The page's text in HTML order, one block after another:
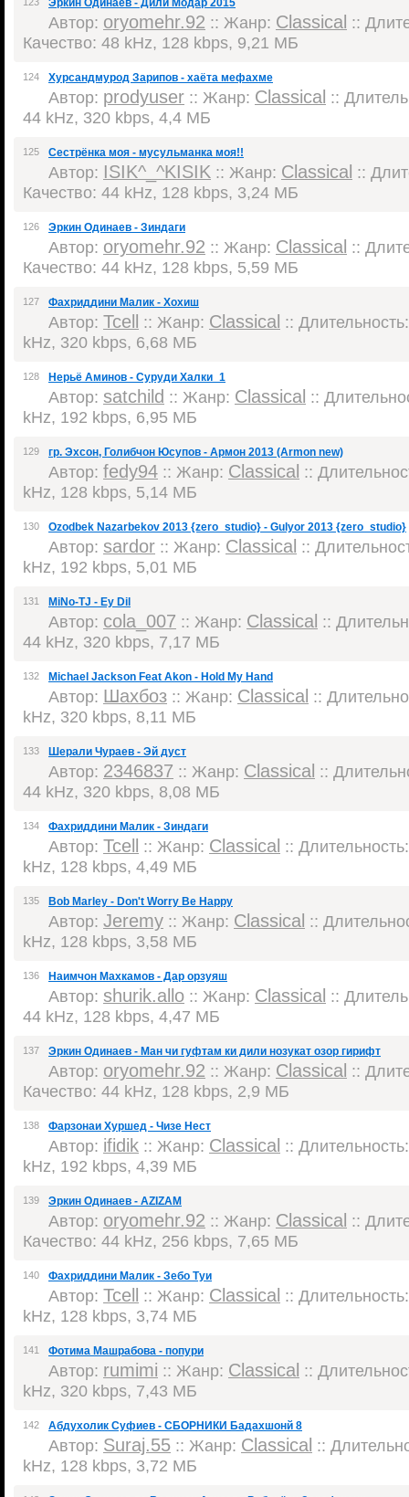
Эркин Одинаев - Дили Модар 2015
Автор: oryomehr.92 :: Жанр: Classical ::
Качество: 48 kHz, 128 kbps, 9,21 МБ
124 Хурсандмурод Зарипов - хаёта мефахме
Автор: prodyuser :: Жанр: Classical ::
44 kHz, 320 kbps, 4,4 МБ
125 Сестрёнка моя - мусульманка моя!!
Автор: ISIK^_^KISIK :: Жанр: Classical ::
Качество: 44 kHz, 128 kbps, 3,24 МБ
126 Эркин Одинаев - Зиндаги
Автор: oryomehr.92 :: Жанр: Classical ::
Качество: 44 kHz, 128 kbps, 5,59 МБ
127 Фахриддини Малик - Хохиш
Автор: Tcell :: Жанр: Classical ::
kHz, 320 kbps, 6,68 МБ
128 Нерьё Аминов - Суруди Халки_1
Автор: satchild :: Жанр: Classical ::
kHz, 192 kbps, 6,95 МБ
129 гр. Эхсон, Голибчон Юсупов - Армон 2013 (Armon new)
Автор: fedy94 :: Жанр: Classical ::
kHz, 128 kbps, 5,14 МБ
130 Ozodbek Nazarbekov 2013 {zero_studio} - Gulyor 2013 {zero_studio}
Автор: sardor :: Жанр: Classical ::
kHz, 192 kbps, 5,01 МБ
131 MiNo-TJ - Ey Dil
Автор: cola_007 :: Жанр: Classical ::
44 kHz, 320 kbps, 7,17 МБ
132 Michael Jackson Feat Akon - Hold My Hand
Автор: Шахбоз :: Жанр: Classical ::
kHz, 320 kbps, 8,11 МБ
133 Шерали Чураев - Эй дуст
Автор: 2346837 :: Жанр: Classical ::
44 kHz, 320 kbps, 8,08 МБ
134 Фахриддини Малик - Зиндаги
Автор: Tcell :: Жанр: Classical ::
kHz, 128 kbps, 4,49 МБ
135 Bob Marley - Don't Worry Be Happy
Автор: Jeremy :: Жанр: Classical ::
kHz, 128 kbps, 3,58 МБ
136 Наимчон Махкамов - Дар орзуяш
Автор: shurik.allo :: Жанр: Classical ::
44 kHz, 128 kbps, 4,47 МБ
137 Эркин Одинаев - Ман чи гуфтам ки дили нозукат озор гирифт
Автор: oryomehr.92 :: Жанр: Classical ::
Качество: 44 kHz, 128 kbps, 2,9 МБ
138 Фарзонаи Хуршед - Чизе Нест
Автор: ifidik :: Жанр: Classical ::
kHz, 192 kbps, 4,39 МБ
139 Эркин Одинаев - AZIZAM
Автор: oryomehr.92 :: Жанр: Classical ::
Качество: 44 kHz, 256 kbps, 7,65 МБ
140 Фахриддини Малик - Зебо Туи
Автор: Tcell :: Жанр: Classical ::
kHz, 128 kbps, 3,74 МБ
141 Фотима Машрабова - попури
Автор: rumimi :: Жанр: Classical ::
kHz, 320 kbps, 7,43 МБ
142 Абдухолик Суфиев - СБОРНИКИ Бадахшонй 8
Автор: Suraj.55 :: Жанр: Classical ::
kHz, 128 kbps, 3,72 МБ